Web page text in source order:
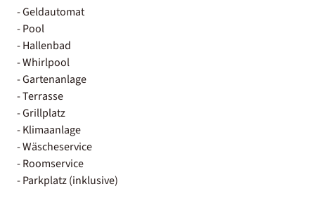
- Geldautomat
- Pool
- Hallenbad
- Whirlpool
- Gartenanlage
- Terrasse
- Grillplatz
- Klimaanlage
- Wäscheservice
- Roomservice
- Parkplatz (inklusive)